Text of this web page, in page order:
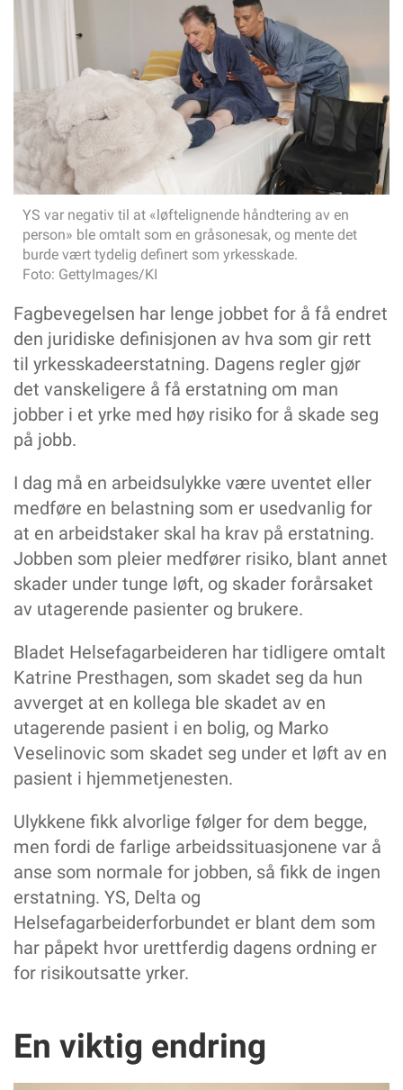
Bedre munnhelse med digitalt verktøy
Nå endres forståelsen av hva som er «arbeidsulykke»
Store smil i Alta – men antall heltidsutlysinger faller
Arbeidstøy er også sko og yttertøy
TEMA: TEKNOLOGI
Slik veies sensorbruk opp mot personvernet
Nyheter fra Hjelpemiddelmessa
Fasilitator, en rolle som bidrar til faglig kompetanseheving
Realistisk trening – uten risiko for pasientene
Bør helsefagarbeidere reparere høreapparat?
YTRINGER
Veien til flere helsefagarbeidere starter i videregående skole
arbeidsplass
Så … hva nå? Skal kommunen kjøpe inn sko til oss?
Langvakter krever ansvar – ikke bare ønsker
DELTA INFORMERER
Tre spørsmål om attest
PÅ HJERTET
- De nyansatte burde ha fått heltid med én gang
HELSEFAGARBEIDERFORBUNDET
Undersøkelse avdekker ulikheter i fagprøven
I april arrangerte vi digital fagsamling for elever
Depositumsgaranti for deg som skal leie bolig
Samarbeid med Diakonova
Nettverksamling i region SørØst
Verveturne i Møre og Romsdal
YS var negativ til at «løftelignende håndtering av en
person» ble omtalt som en gråsonesak, og mente det
burde vært tydelig definert som yrkesskade.
Foto: GettyImages/KI
Fagbevegelsen har lenge jobbet for å få endret
den juridiske definisjonen av hva som gir rett
til yrkesskadeerstatning. Dagens regler gjør
det vanskeligere å få erstatning om man
jobber i et yrke med høy risiko for å skade seg
på jobb.
I dag må en arbeidsulykke være uventet eller
medføre en belastning som er usedvanlig for
at en arbeidstaker skal ha krav på erstatning.
Jobben som pleier medfører risiko, blant annet
skader under tunge løft, og skader forårsaket
av utagerende pasienter og brukere.
Bladet Helsefagarbeideren har tidligere omtalt
Katrine Presthagen, som skadet seg da hun
avverget at en kollega ble skadet av en
utagerende pasient i en bolig, og Marko
Veselinovic som skadet seg under et løft av en
pasient i hjemmetjenesten.
Ulykkene fikk alvorlige følger for dem begge,
men fordi de farlige arbeidssituasjonene var å
anse som normale for jobben, så fikk de ingen
erstatning. YS, Delta og
Helsefagarbeiderforbundet er blant dem som
har påpekt hvor urettferdig dagens ordning er
for risikoutsatte yrker.
En viktig endring